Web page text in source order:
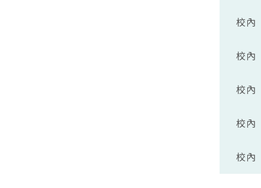
校內
校內
校內
校內
校內